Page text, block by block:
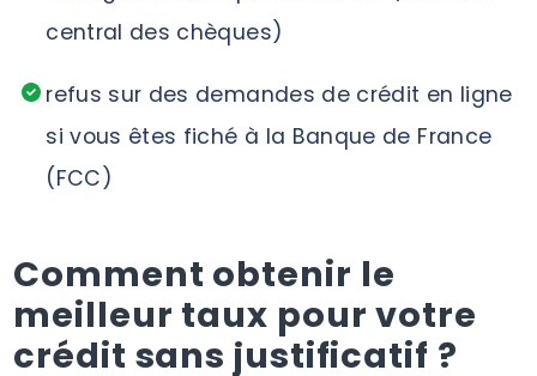
central des chèques)
refus sur des demandes de crédit en ligne
si vous êtes fiché à la Banque de France
(FCC)
Comment obtenir le
meilleur taux pour votre
crédit sans justificatif ?